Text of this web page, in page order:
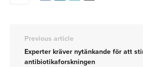
Previous article
Experter kräver nytänkande för att
antibiotikaforskningen